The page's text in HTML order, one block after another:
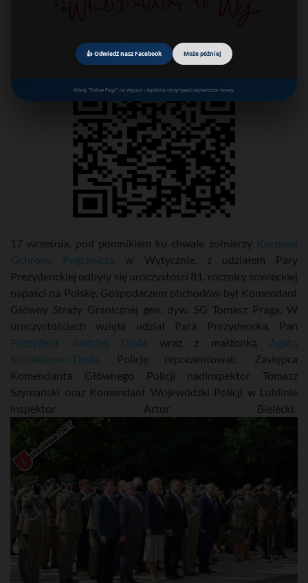
👍 Odwiedź nasz Facebook Może później
Kliknij "Follow Page" na wtyczce – będziesz otrzymywać najświeższe newsy.
17 września, pod pomnikiem ku chwale żołnierzy Korpusu
Ochrony Pogranicza w Wytycznie, z udziałem Pary
Prezydenckiej odbyły się uroczystości 81. rocznicy sowieckiej
napaści na Polskę. Gospodarzem obchodów był Komendant
Główny Straży Granicznej gen. dyw. SG Tomasz Praga. W
uroczystościach wzięła udział Para Prezydencka, Pan
Prezydent Andrzej Duda wraz z małżonką Agatą
Kornhauser–Duda . Policję reprezentowali: Zastępca
Komendanta Głównego Policji nadinspektor Tomasz
Szymański oraz Komendant Wojewódzki Policji w Lublinie
inspektor Artur Bielecki.